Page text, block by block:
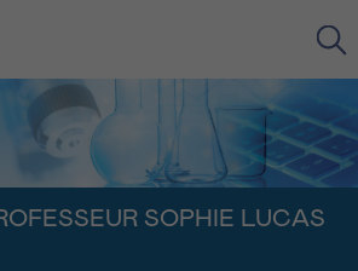
SOPHIE LUCAS
VOUS N’ÊTES